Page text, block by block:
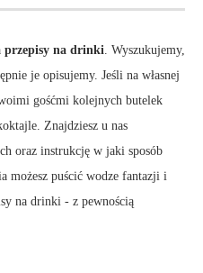
przepisy na drinki. Wyszukujemy,
je opisujemy. Jeśli na własnej
gośćmi kolejnych butelek
Znajdziesz u nas
oraz instrukcję w jaki sposób
możesz puścić wodze fantazji i
na drinki - z pewnością